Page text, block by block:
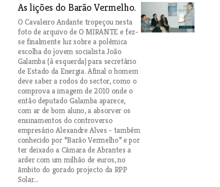
As lições do Barão Vermelho.
O Cavaleiro Andante tropeçou nesta
foto de arquivo de O MIRANTE e fez-
se finalmente luz sobre a polémica
escolha do jovem socialista João
Galamba (à esquerda) para secretário
de Estado da Energia. Afinal o homem
deve saber a rodos do sector, como o
comprova a imagem de 2010 onde o
então deputado Galamba aparece,
com ar de bom aluno, a absorver os
ensinamentos do controverso
empresário Alexandre Alves - também
conhecido por “Barão Vermelho” e por
ter deixado a Câmara de Abrantes a
arder com um milhão de euros, no
âmbito do gorado projecto da RPP
Solar...